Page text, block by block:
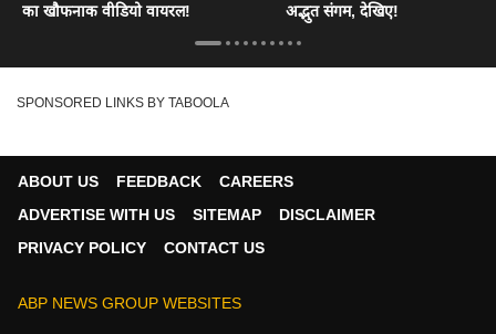
का खौफनाक वीडियो वायरल!
अद्भुत संगम, देखिए!
SPONSORED LINKS BY TABOOLA
ABOUT US FEEDBACK
CAREERS
ADVERTISE WITH US
SITEMAP
DISCLAIMER
PRIVACY POLICY
CONTACT US
ABP NEWS GROUP WEBSITES